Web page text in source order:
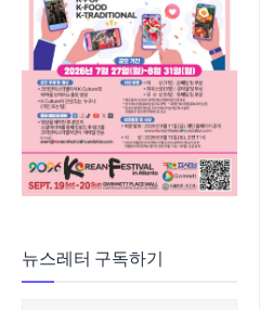
뉴스레터 구독하기